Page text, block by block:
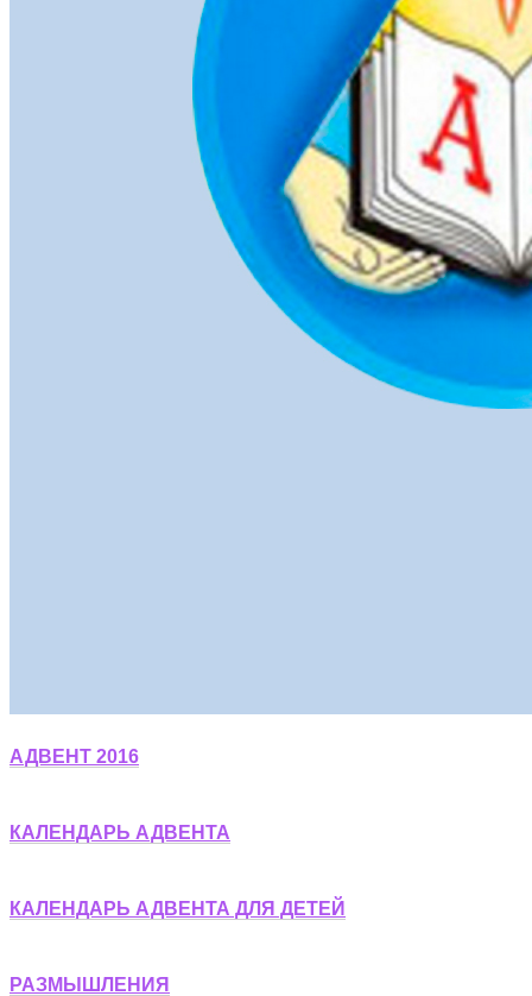
АДВЕНТ 2016
КАЛЕНДАРЬ АДВЕНТА
КАЛЕНДАРЬ АДВЕНТА ДЛЯ ДЕТЕЙ
РАЗМЫШЛЕНИЯ